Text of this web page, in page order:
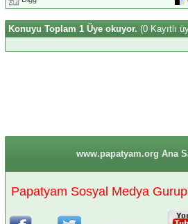
Konuyu Toplam 1 Üye okuyor. (0 Kayıtlı
www.papatyam.org Ana
Papatyam Sosyal Medya